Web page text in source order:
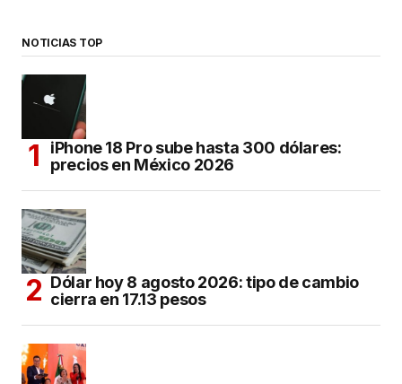
NOTICIAS TOP
iPhone 18 Pro sube hasta 300 dólares:
precios en México 2026
Dólar hoy 8 agosto 2026: tipo de cambio
cierra en 17.13 pesos